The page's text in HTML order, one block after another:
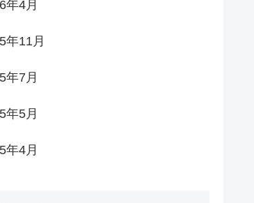
年4月
年11月
年7月
年5月
年4月